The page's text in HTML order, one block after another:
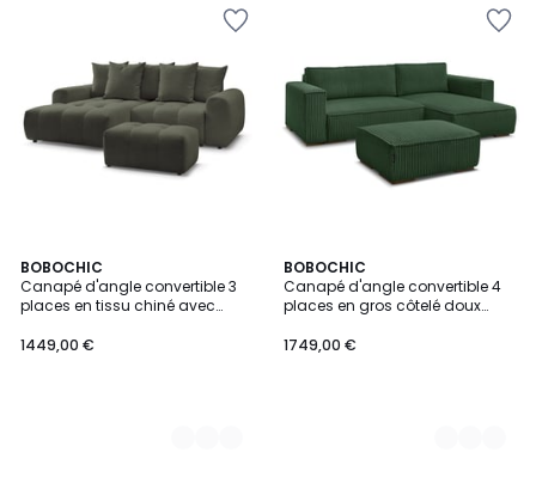
BOBOCHIC
Canapé d'angle convertible 3
places en tissu chiné avec
1449,00 €
9
Couleurs
BOBOCHIC
Canapé d'angle convertible 4
places en gros côtelé doux
1749,00 €
6
Couleurs